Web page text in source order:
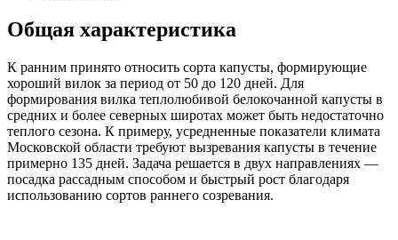
Общая характеристика
К ранним принято относить сорта капусты, формирующие
хороший вилок за период от 50 до 120 дней. Для
формирования вилка теплолюбивой белокочанной капусты в
средних и более северных широтах может быть недостаточно
теплого сезона. К примеру, усредненные показатели климата
Московской области требуют вызревания капусты в течение
примерно 135 дней. Задача решается в двух направлениях —
посадка рассадным способом и быстрый рост благодаря
использованию сортов раннего созревания.